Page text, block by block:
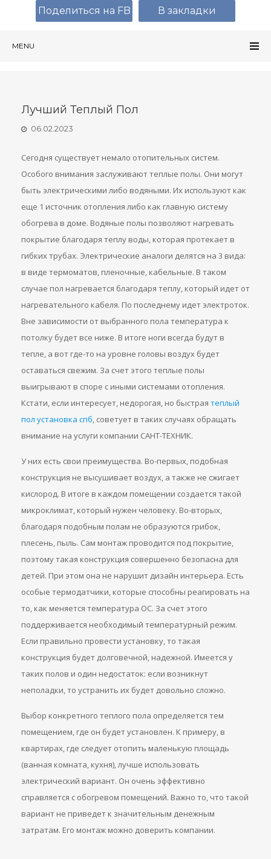
MENU
Лучший Теплый Пол
06.02.2023
Сегодня существует немало отопительных систем.
Особого внимания заслуживают теплые полы. Они могут
быть электрическими либо водяными. Их используют как
еще 1 источник отопления либо как главную систему
обогрева в доме. Водяные полы позволяют нагревать
покрытие благодаря теплу воды, которая протекает в
гибких трубах. Электрические аналоги делятся на 3 вида:
в виде термоматов, пленочные, кабельные. В таком
случае пол нагревается благодаря теплу, который идет от
нагревательного кабеля. По последнему идет электроток.
Вне зависимости от выбранного пола температура к
потолку будет все ниже. В итоге ноги всегда будут в
тепле, а вот где-то на уровне головы воздух будет
оставаться свежим. За счет этого теплые полы
выигрывают в споре с иными системами отопления.
Кстати, если интересует, недорогая, но быстрая теплый
пол установка спб, советует в таких случаях обращать
внимание на услуги компании САНТ-ТЕХНИК.
У них есть свои преимущества. Во-первых, подобная
конструкция не высушивает воздух, а также не сжигает
кислород. В итоге в каждом помещении создается такой
микроклимат, который нужен человеку. Во-вторых,
благодаря подобным полам не образуются грибок,
плесень, пыль. Сам монтаж проводится под покрытие,
поэтому такая конструкция совершенно безопасна для
детей. При этом она не нарушит дизайн интерьера. Есть
особые термодатчики, которые способны реагировать на
то, как меняется температура ОС. За счет этого
поддерживается необходимый температурный режим.
Если правильно провести установку, то такая
конструкция будет долговечной, надежной. Имеется у
таких полов и один недостаток: если возникнут
неполадки, то устранить их будет довольно сложно.
Выбор конкретного теплого пола определяется тем
помещением, где он будет установлен. К примеру, в
квартирах, где следует отопить маленькую площадь
(ванная комната, кухня), лучше использовать
электрический вариант. Он очень эффективно
справляется с обогревом помещений. Важно то, что такой
вариант не приведет к значительным денежным
затратам. Его монтаж можно доверить компании.
Поделиться на FB В закладки